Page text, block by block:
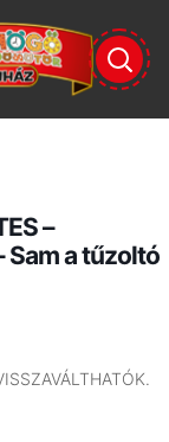
–
Sam a tűzoltó